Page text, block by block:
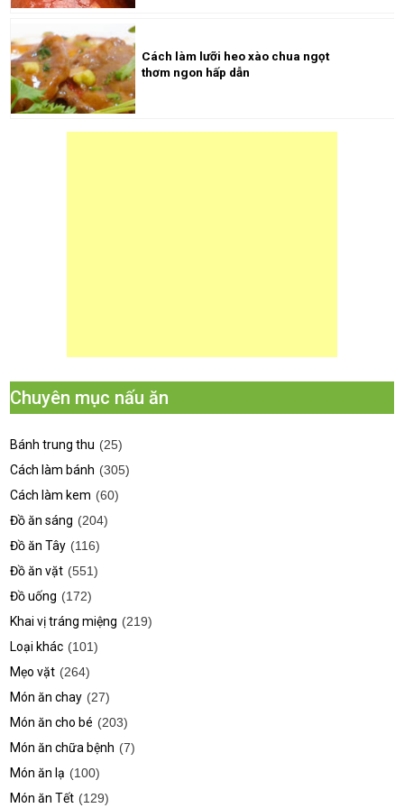
Cách làm lưỡi heo xào chua ngọt
thơm ngon hấp dẫn
Chuyên mục nấu ăn
Bánh trung thu (25)
Cách làm bánh (305)
Cách làm kem (60)
Đồ ăn sáng (204)
Đồ ăn Tây (116)
Đồ ăn vặt (551)
Đồ uống (172)
Khai vị tráng miệng (219)
Loại khác (101)
Mẹo vặt (264)
Món ăn chay (27)
Món ăn cho bé (203)
Món ăn chữa bệnh (7)
Món ăn lạ (100)
Món ăn Tết (129)